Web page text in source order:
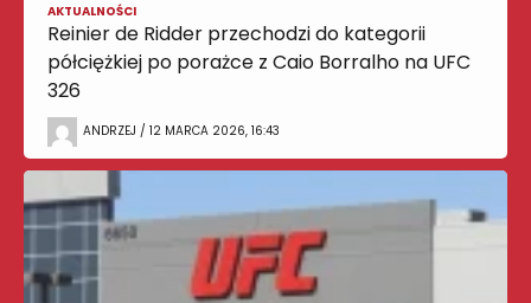
AKTUALNOŚCI
Reinier de Ridder przechodzi do kategorii
półciężkiej po porażce z Caio Borralho na UFC
326
ANDRZEJ / 12 MARCA 2026, 16:43